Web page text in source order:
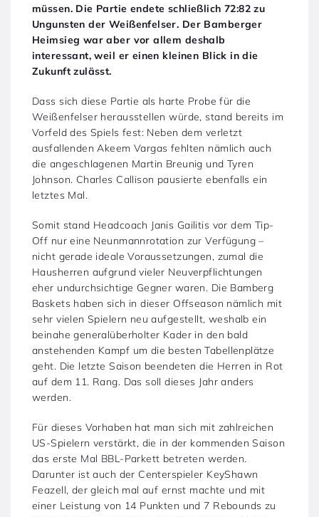
müssen. Die Partie endete schließlich 72:82 zu
Ungunsten der Weißenfelser. Der Bamberger
Heimsieg war aber vor allem deshalb
interessant, weil er einen kleinen Blick in die
Zukunft zulässt.
Dass sich diese Partie als harte Probe für die
Weißenfelser herausstellen würde, stand bereits im
Vorfeld des Spiels fest: Neben dem verletzt
ausfallenden Akeem Vargas fehlten nämlich auch
die angeschlagenen Martin Breunig und Tyren
Johnson. Charles Callison pausierte ebenfalls ein
letztes Mal.
Somit stand Headcoach Janis Gailitis vor dem Tip-
Off nur eine Neunmannrotation zur Verfügung –
nicht gerade ideale Voraussetzungen, zumal die
Hausherren aufgrund vieler Neuverpflichtungen
eher undurchsichtige Gegner waren. Die Bamberg
Baskets haben sich in dieser Offseason nämlich mit
sehr vielen Spielern neu aufgestellt, weshalb ein
beinahe generalüberholter Kader in den bald
anstehenden Kampf um die besten Tabellenplätze
geht. Die letzte Saison beendeten die Herren in Rot
auf dem 11. Rang. Das soll dieses Jahr anders
werden.
Für dieses Vorhaben hat man sich mit zahlreichen
US-Spielern verstärkt, die in der kommenden Saison
das erste Mal BBL-Parkett betreten werden.
Darunter ist auch der Centerspieler KeyShawn
Feazell, der gleich mal auf ernst machte und mit
einer Leistung von 14 Punkten und 7 Rebounds zu